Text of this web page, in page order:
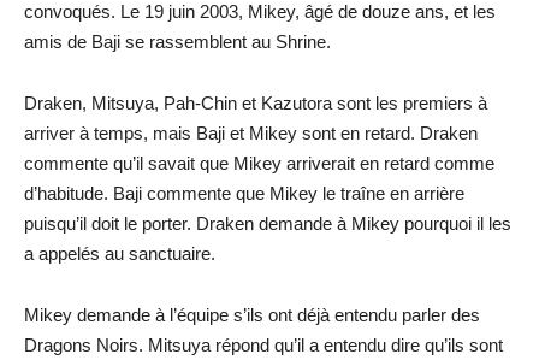
convoqués. Le 19 juin 2003, Mikey, âgé de douze ans, et les
amis de Baji se rassemblent au Shrine.
Draken, Mitsuya, Pah-Chin et Kazutora sont les premiers à
arriver à temps, mais Baji et Mikey sont en retard. Draken
commente qu’il savait que Mikey arriverait en retard comme
d’habitude. Baji commente que Mikey le traîne en arrière
puisqu’il doit le porter. Draken demande à Mikey pourquoi il les
a appelés au sanctuaire.
Mikey demande à l’équipe s’ils ont déjà entendu parler des
Dragons Noirs. Mitsuya répond qu’il a entendu dire qu’ils sont